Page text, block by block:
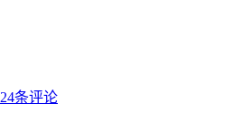
24条评论